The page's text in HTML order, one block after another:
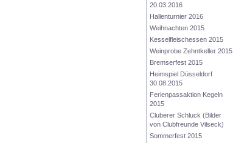
20.03.2016
Hallenturnier 2016
Weihnachten 2015
Kesselfleischessen 2015
Weinprobe Zehntkeller 2015
Bremserfest 2015
Heimspiel Düsseldorf
30.08.2015
Ferienpassaktion Kegeln
2015
Cluberer Schluck (Bilder
von Clubfreunde Vilseck)
Sommerfest 2015